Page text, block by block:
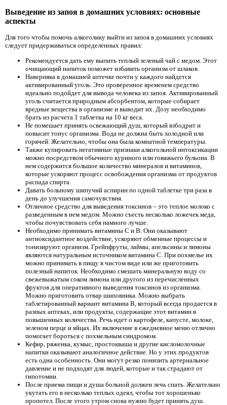
Выведение из запоя в домашних условиях: основные
аспекты
Для того чтобы помочь алкоголику выйти из запоя в домашних условиях
следует придерживаться определенных правил:
Рекомендуется дать ему выпить теплый зеленый чай с медом. Этот
очищающий напиток поможет избавить организм от шлаков.
Наверняка в домашней аптечке почти у каждого найдется
активированный уголь. Это проверенное временем средство
идеально подойдет для вывода человека из запоя. Активированный
уголь считается природным абсорбентом, которые собирает
вредные вещества в организме и выводит их. Дозу необходимо
брать из расчета 1 таблетка на 10 кг веса.
Не помешает принять освежающий душ, который взбодрит и
повысит тонус организма. Вода не должна быть холодной или
горячей. Желательно, чтобы она была комнатной температуры.
Также купировать негативные признаки алкогольной интоксикации
можно посредством обычного куриного или говяжьего бульона. В
нем содержится большое количество минералов и витаминов,
которые ускоряют процесс освобождения организма от продуктов
распада спирта.
Давать больному шипучий аспирин по одной таблетке три раза в
день до улучшения самочувствия.
Отличное средство для выведения токсинов – это теплое молоко с
разведенным в нем медом. Можно съесть несколько ложечек меда,
чтобы почувствовать себя намного лучше.
Необходимо принимать витамины С и В. Они оказывают
антиоксидантное воздействие, ускоряют обменные процессы и
тонизируют организм. Грейпфруты, лаймы, апельсины и лимоны
являются натуральным источником витамина С. При похмелье их
можно принимать в пищу в чистом виде или же приготовить
полезный напиток. Необходимо смешать минеральную воду со
свежевыжатым соком лимона или другого из перечисленных
фруктов для оперативного выведения токсинов из организма.
Можно приготовить отвар шиповника. Можно выбрать
таблетированный вариант витамина В, который всегда продается в
разных аптеках, или продукты, содержащие этот витамин в
повышенных количества. Речь идет о картофеле, капусте, молоке,
зеленом перце и яйцах. Их включение в ежедневное меню отлично
помогает бороться с похмельным синдромом.
Кефир, ряженка, кумыс, простокваша и другие кисломолочные
напитки оказывают аналогичное действие. Но у этих продуктов
есть одна особенность. Они могут резко понизить артериальное
давление и не подходят для людей, которые и так страдают от
гипотомии.
После приема пищи и душа больной должен лечь спать. Желательно
укутать его в несколько теплых одеял, чтобы тот хорошенько
пропотел. После этого утром снова нужно будет принять душ.